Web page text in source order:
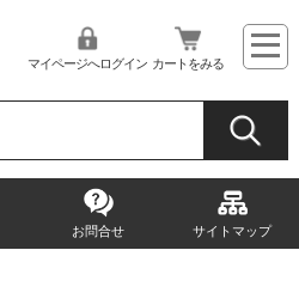
マイページへログイン カートをみる
お問合せ サイトマップ